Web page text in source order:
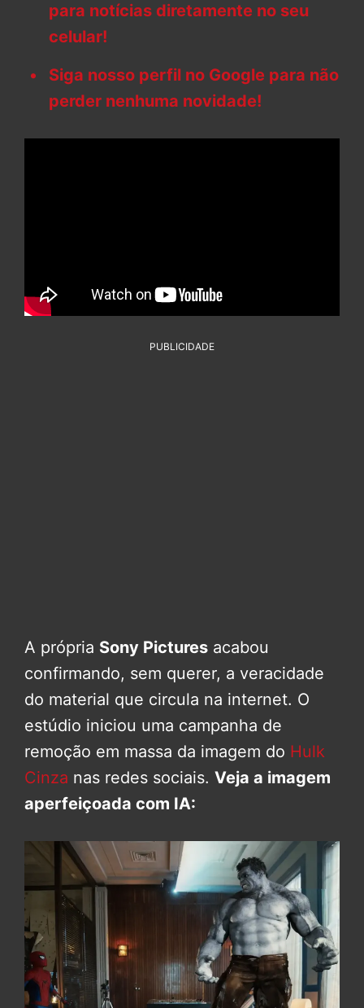
para notícias diretamente no seu
celular!
Siga nosso perfil no Google para não
perder nenhuma novidade!
PUBLICIDADE
A própria Sony Pictures acabou
confirmando, sem querer, a veracidade
do material que circula na internet. O
estúdio iniciou uma campanha de
remoção em massa da imagem do Hulk
Cinza nas redes sociais. Veja a imagem
aperfeiçoada com IA: